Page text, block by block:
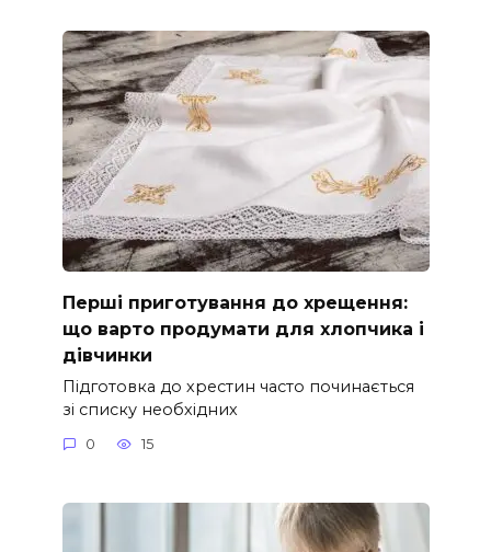
Перші приготування до хрещення:
що варто продумати для хлопчика і
дівчинки
Підготовка до хрестин часто починається
зі списку необхідних
0 15